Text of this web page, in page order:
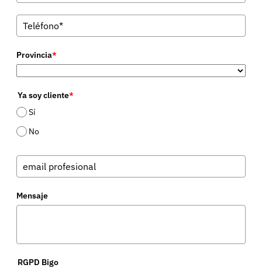
Provincia*
Ya soy cliente*
Sí
No
Mensaje
RGPD Bigo